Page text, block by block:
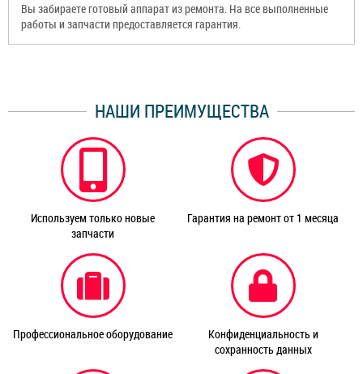
Вы забираете готовый аппарат из ремонта. На все выполненные
работы и запчасти предоставляется гарантия.
НАШИ ПРЕИМУЩЕСТВА
Используем только новые
запчасти
Гарантия на ремонт от 1 месяца
Профессиональное оборудование
Конфиденциальность и
сохранность данных